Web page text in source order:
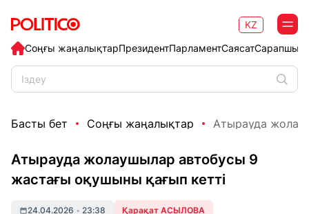
Соңғы жаңалықтарПрезидентПарламентСаясат
KZ
Басты бет Соңғы жаңалықтар Атырауда
Атырауда жолаушылар автобусы 9
жастағы оқушыны қағып кетті
24.04.2026 • 23:38 Қарақат АСЫЛОВА